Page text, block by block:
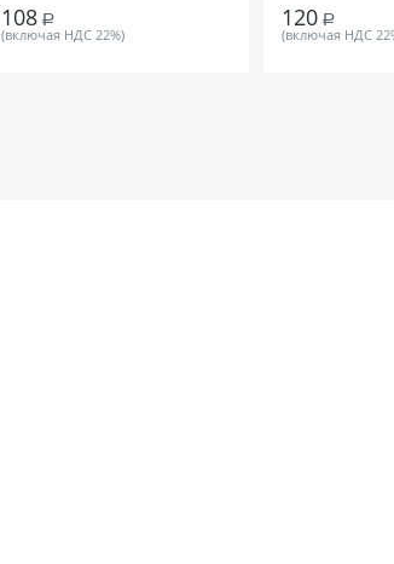
108 Р
(включая НДС 22%)
120 Р
(включая НДС